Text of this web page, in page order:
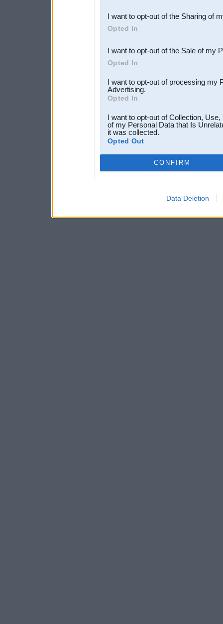
Downstream Participants
third parties.
I want to opt-out of the Sharing of
Opted In
I want to opt-out of the Sale of my
Opted In
I want to opt-out of processing my
Advertising.
Opted In
I want to opt-out of Collection,
of my Personal Data that Is
it was collected.
Opted Out
CONFIRM
Data Deletion